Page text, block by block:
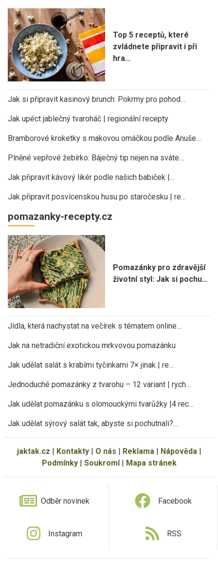
Top 5 receptů, které
zvládnete připravit i při
hra…
Jak si připravit kasinový brunch: Pokrmy pro pohod…
Jak upéct jablečný tvaroháč | regionální recepty
Bramborové kroketky s makovou omáčkou podle Anuše…
Plněné vepřové žebírko: Báječný tip nejen na sváte…
Jak připravit kávový likér podle našich babiček |…
Jak připravit posvícenskou husu po staročesku | re…
pomazanky-recepty.cz
Pomazánky pro zdravější
životní styl: Jak si pochu…
Jídla, která nachystat na večírek s tématem online…
Jak na netradiční exotickou mrkvovou pomazánku
Jak udělat salát s krabími tyčinkami 7× jinak | re…
Jednoduché pomazánky z tvarohu – 12 variant | rych…
Jak udělat pomazánku s olomouckými tvarůžky |4 rec…
Jak udělat sýrový salát tak, abyste si pochutnali?…
jaktak.cz | Kontakty| O nás | Reklama| Nápověda|
Podmínky| Soukromí| Mapa stránek
Odběr novinek Facebook
Instagram RSS